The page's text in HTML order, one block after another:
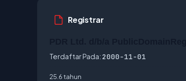
Registrar
Terdaftar Pada: 2000-11-01
25.6 tahun